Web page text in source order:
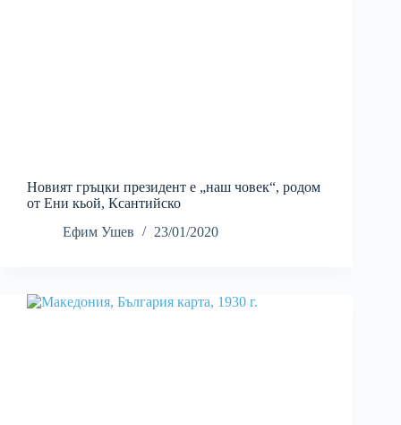
Новият гръцки президент е „наш човек“, родом
от Ени кьой, Ксантийско
Ефим Ушев
23/01/2020